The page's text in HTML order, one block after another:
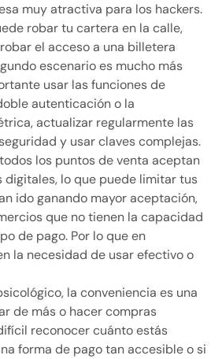
muy atractiva para los hackers.
robar tu cartera en la calle,
el acceso a una billetera
escenario es mucho más
usar las funciones de
autenticación o la
actualizar regularmente las
y usar claves complejas.
los puntos de venta aceptan
digitales, lo que puede limitar tus
ido ganando mayor aceptación,
que no tienen la capacidad
de pago. Por lo que en
la necesidad de usar efectivo o
la conveniencia es una
de más o hacer compras
reconocer cuánto estás
forma de pago tan accesible o si